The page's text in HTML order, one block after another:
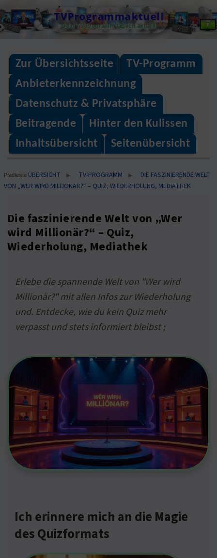
Skip
to
TVProgrammaktuell
Dein TV-Programm täglich aktuell
Zur Übersichtsseite
TV-Programm
Anbieterkennzeichnung
Datenschutz & Privatsphäre
Beitragende
Hinter den Kulissen
Inhaltsübersicht
Seitenübersicht
Pfadleiste ÜBERSICHT ▶ TV-PROGRAMM ▶
DIE FASZINIERENDE WELT
VON „WER WIRD MILLIONÄR?“ – QUIZ, WIEDERHOLUNG, MEDIATHEK
Die faszinierende Welt von „Wer
wird Millionär?“ – Quiz,
Wiederholung, Mediathek
Erlebe die spannende Welt von "Wer wird
Millionär?" mit allen Infos zur Wiederholung
und. Entdecke, wie du kein Quiz mehr
verpasst und stets informiert bleibst ;
Ich erinnere mich an die Magie
des Quizformats